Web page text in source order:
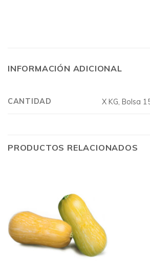
INFORMACIÓN ADICIONAL
CANTIDAD X KG, Bolsa
PRODUCTOS RELACIONADOS